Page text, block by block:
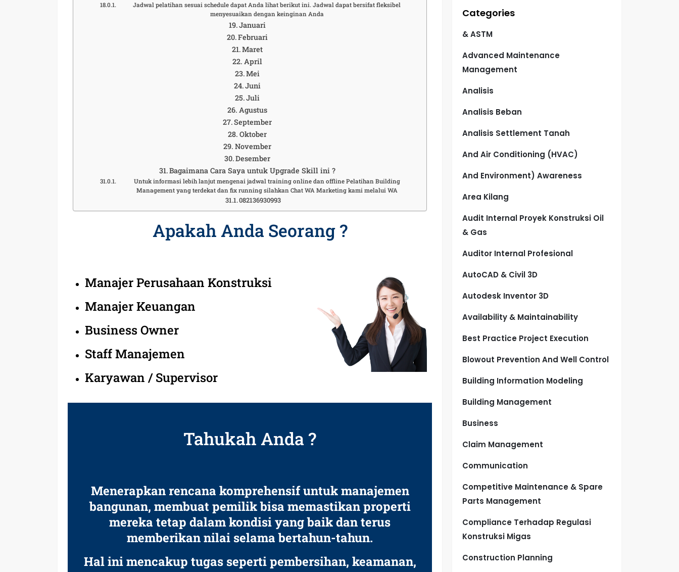
Jadwal pelatihan sesuai schedule dapat Anda lihat berikut ini. Jadwal dapat bersifat fleksibel
menyesuaikan dengan keinginan Anda
Januari
Februari
Maret
April
Mei
Juni
Juli
Agustus
September
Oktober
November
Desember
Bagaimana Cara Saya untuk Upgrade Skill ini ?
Untuk informasi lebih lanjut mengenai jadwal training online dan offline Pelatihan Building
Management yang terdekat dan fix running silahkan Chat WA Marketing kami melalui WA
082136930993
Apakah Anda Seorang ?
Manajer Perusahaan Konstruksi
Manajer Keuangan
Business Owner
Staff Manajemen
Karyawan / Supervisor
Tahukah Anda ?
Menerapkan rencana komprehensif untuk manajemen
bangunan, membuat pemilik bisa memastikan properti
mereka tetap dalam kondisi yang baik dan terus
memberikan nilai selama bertahun-tahun.
Hal ini mencakup tugas seperti pembersihan, keamanan,
Categories
& ASTM
Advanced Maintenance
Management
Analisis
Analisis Beban
Analisis Settlement Tanah
And Air Conditioning (HVAC)
And Environment) Awareness
Area Kilang
Audit Internal Proyek Konstruksi Oil
& Gas
Auditor Internal Profesional
AutoCAD & Civil 3D
Autodesk Inventor 3D
Availability & Maintainability
Best Practice Project Execution
Blowout Prevention And Well Control
Building Information Modeling
Building Management
Business
Claim Management
Communication
Competitive Maintenance & Spare
Parts Management
Compliance Terhadap Regulasi
Konstruksi Migas
Construction Planning